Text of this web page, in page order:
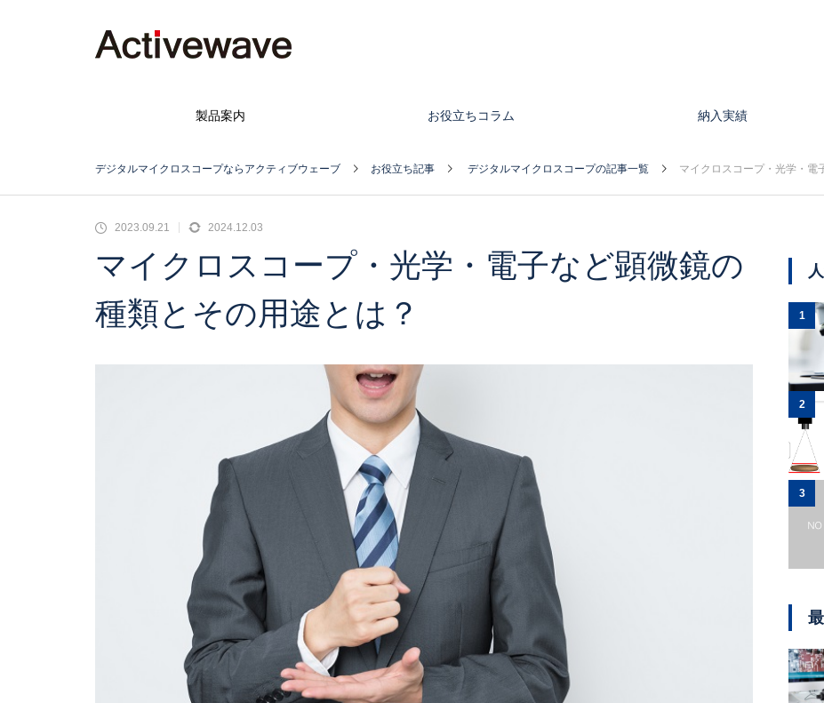
製品案内 お役立ちコラム 納入実績
デジタルマイクロスコープならアクティブウェーブ お役立ち記事 デジタルマイクロスコープの記事一覧 マイクロスコープ・光学・電
2023.09.21 2024.12.03
マイクロスコープ・光学・電子など顕微鏡の
種類とその用途とは？
1
2
3